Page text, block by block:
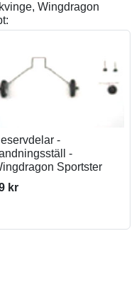
Wingdragon
-
-
Sportster
kr